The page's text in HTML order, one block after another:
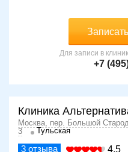
Для записи в
+7
Клиника
Москва, пер. Большой
3
Тульская
3 отзыва 4.5